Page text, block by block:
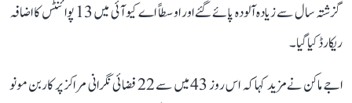
گزشتہ سال سے زیادہ آلودہ پائے گئے اور اوسطاً اے کیو آئی میں 13 پوائنٹس کا اضافہ
ریکارڈ کیا گیا۔
اجے ماکن نے مزید کہا کہ اس روز 43 میں سے 22 فضائی نگرانی مراکز پر کاربن مونو